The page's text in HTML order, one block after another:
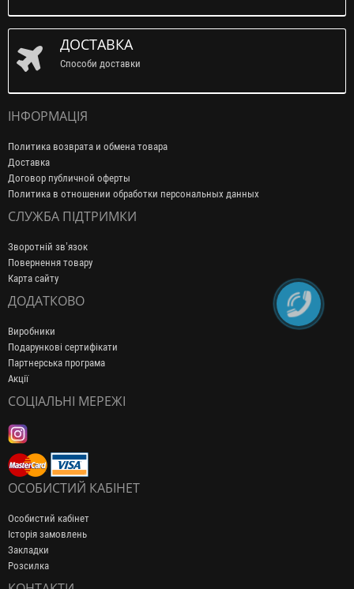
ДОСТАВКА
Способи доставки
ІНФОРМАЦІЯ
Политика возврата и обмена товара
Доставка
Договор публичной оферты
Политика в отношении обработки персональных данных
СЛУЖБА ПІДТРИМКИ
Зворотній зв’язок
Повернення товару
Карта сайту
ДОДАТКОВО
Виробники
Подарункові сертифікати
Партнерська програма
Акції
СОЦІАЛЬНІ МЕРЕЖІ
ОСОБИСТИЙ КАБІНЕТ
Особистий кабінет
Історія замовлень
Закладки
Розсилка